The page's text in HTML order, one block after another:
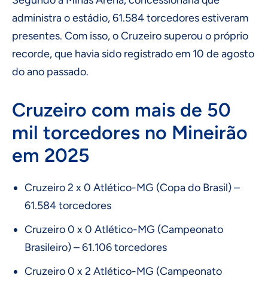
administra o estádio, 61.584 torcedores estiveram
presentes. Com isso, o Cruzeiro superou o próprio
recorde, que havia sido registrado em 10 de agosto
do ano passado.
Cruzeiro com mais de 50
mil torcedores no Mineirão
em 2025
Cruzeiro 2 x 0 Atlético-MG (Copa do Brasil) –
61.584 torcedores
Cruzeiro 0 x 0 Atlético-MG (Campeonato
Brasileiro) – 61.106 torcedores
Cruzeiro 0 x 2 Atlético-MG (Campeonato